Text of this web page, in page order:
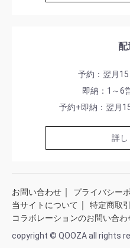
配
予約：翌月15
即納：1～6
予約+即納：翌月
詳し
お問い合わせ プライバシー
当サイトについて 特定商取
コラボレーションのお問い合わ
copyright © QOOZA all rights